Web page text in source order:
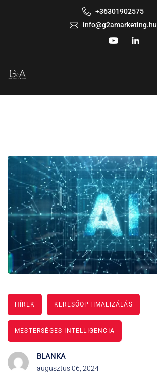
+36301902575
info@g2amarketing.hu
HÍREK KERESŐOPTIMALIZÁLÁS
MESTERSÉGES INTELLIGENCIA
BLANKA
augusztus 06, 2024